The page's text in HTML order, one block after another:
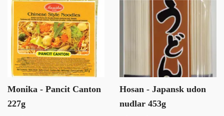
Monika - Pancit Canton
227g
Hosan - Japansk udon
nudlar 453g